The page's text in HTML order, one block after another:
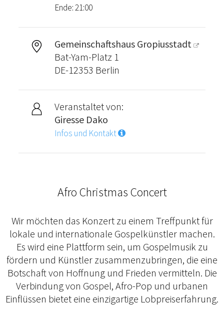
Ende: 21:00
Gemeinschaftshaus Gropiusstadt
Bat-Yam-Platz 1
DE-12353 Berlin
Veranstaltet von:
Giresse Dako
Infos und Kontakt
Afro Christmas Concert
Wir möchten das Konzert zu einem Treffpunkt für
lokale und internationale Gospelkünstler machen.
Es wird eine Plattform sein, um Gospelmusik zu
fördern und Künstler zusammenzubringen, die eine
Botschaft von Hoffnung und Frieden vermitteln. Die
Verbindung von Gospel, Afro-Pop und urbanen
Einflüssen bietet eine einzigartige Lobpreiserfahrung.